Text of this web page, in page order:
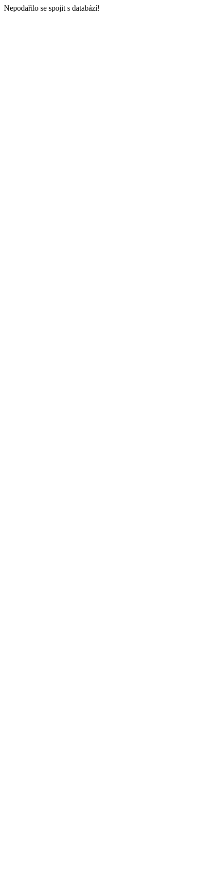
Nepodařilo se spojit s databází!